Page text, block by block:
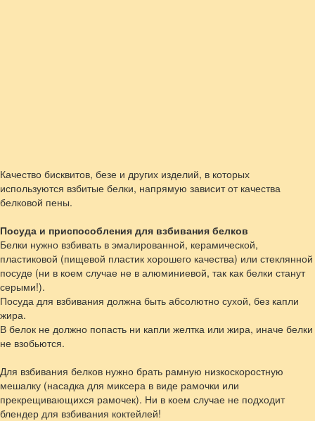
Качество бисквитов, безе и других изделий, в которых
используются взбитые белки, напрямую зависит от качества
белковой пены.
Посуда и приспособления для взбивания белков
Белки нужно взбивать в эмалированной, керамической,
пластиковой (пищевой пластик хорошего качества) или стеклянной
посуде (ни в коем случае не в алюминиевой, так как белки станут
серыми!).
Посуда для взбивания должна быть абсолютно сухой, без капли
жира.
В белок не должно попасть ни капли желтка или жира, иначе белки
не взобьются.
Для взбивания белков нужно брать рамную низкоскоростную
мешалку (насадка для миксера в виде рамочки или
прекрещивающихся рамочек). Ни в коем случае не подходит
блендер для взбивания коктейлей!